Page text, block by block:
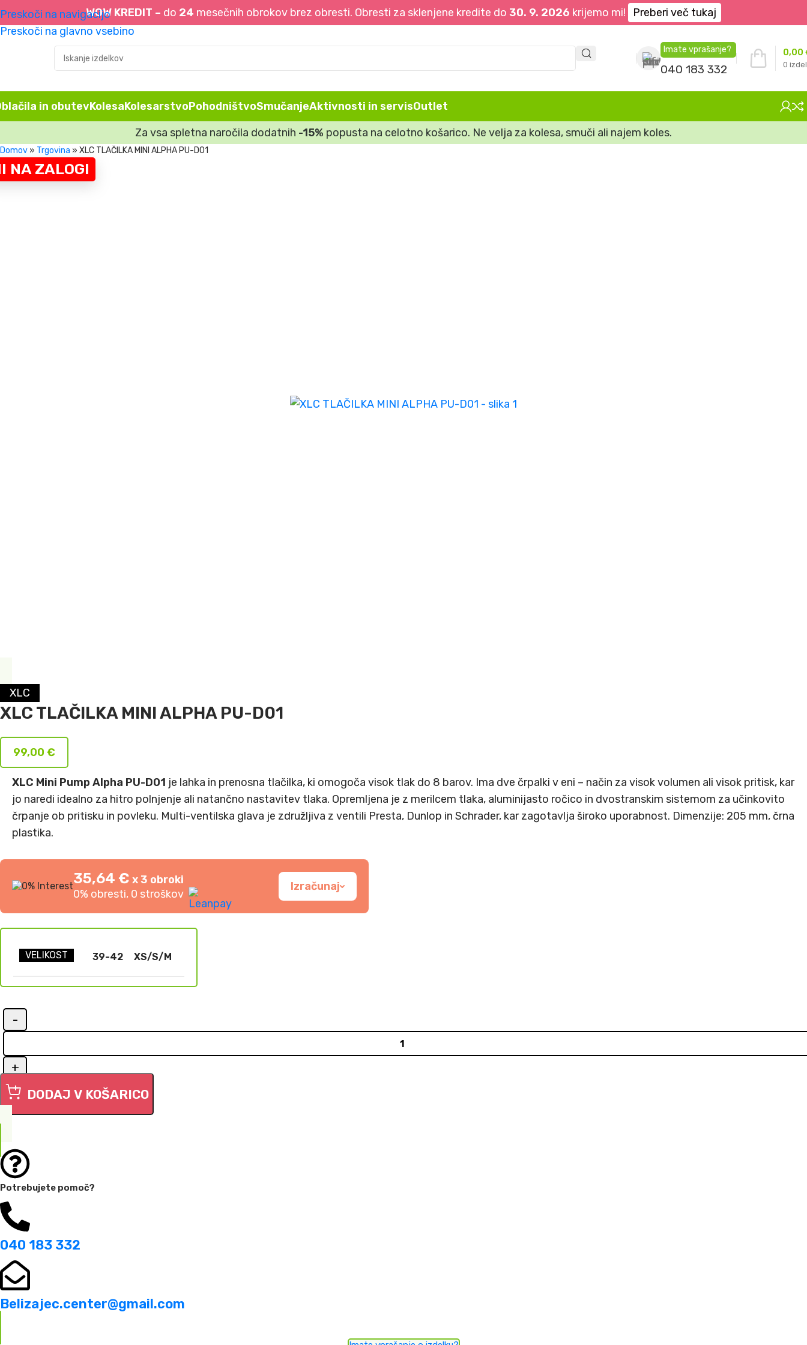
WOW KREDIT – do 24 mesečnih obrokov brez obresti. Obresti za sklenjene kredite do 30. 9. 2026 krijemo mi! Preberi več tukaj
Preskoči na navigacijo
Preskoči na glavno vsebino
Imate vprašanje?
040 183 332 0
0,00
in obutevKolesaKolesarstvoPohodništvoSmučanjeAktivnosti in servisOutlet
Za vsa spletna naročila dodatnih -15% popusta na celotno košarico. Ne velja za kolesa, smuči ali najem koles.
Domov » Trgovina » XLC TLAČILKA MINI ALPHA PU-D01
NA ZALOGI
XLC
XLC TLAČILKA MINI ALPHA PU-D01
99,00 €
XLC Mini Pump Alpha PU-D01 je lahka in prenosna tlačilka, ki omogoča visok tlak do 8 barov. Ima dve črpalki v eni – način za visok volumen ali visok pritisk, kar
jo naredi idealno za hitro polnjenje ali natančno nastavitev tlaka. Opremljena je z merilcem tlaka, aluminijasto ročico in dvostranskim sistemom za učinkovito
črpanje ob pritisku in povleku. Multi-ventilska glava je združljiva z ventili Presta, Dunlop in Schrader, kar zagotavlja široko uporabnost. Dimenzije: 205 mm, črna
plastika.
35,64 € x 3 obroki
0% obresti, 0 stroškov
Izračunaj
VELIKOST 39-42 XS/S/M
DODAJ V KOŠARICO
Potrebujete pomoč?
040 183 332
Belizajec.center@gmail.com